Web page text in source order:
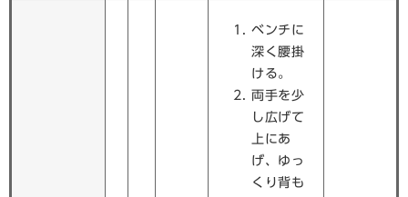
ベンチに
深く腰掛
ける。
両手を少
し広げて
上にあ
げ、ゆっ
くり背も